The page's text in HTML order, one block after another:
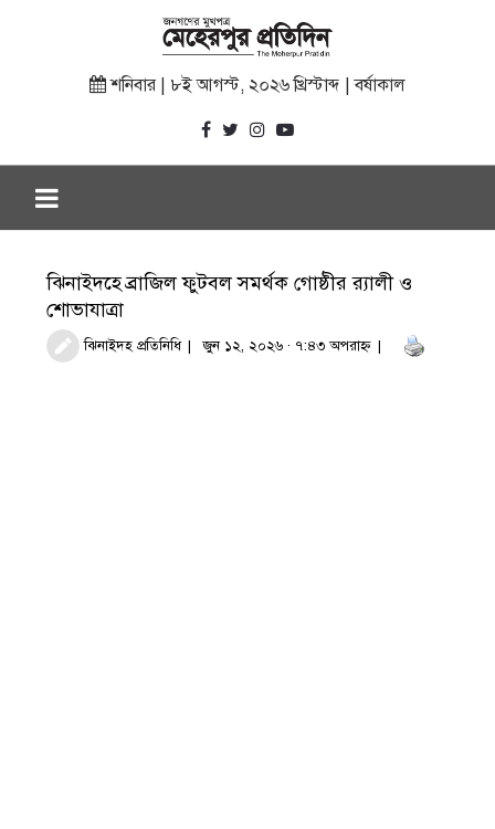
শনিবার | ৮ই আগস্ট, ২০২৬ খ্রিস্টাব্দ | বর্ষাকাল
ঝিনাইদহে ব্রাজিল ফুটবল সমর্থক গোষ্ঠীর র‌্যালী ও
শোভাযাত্রা
‎‎ঝিনাইদহ প্রতিনিধি জুন ১২, ২০২৬ · ৭:৪৩ অপরাহ্ণ